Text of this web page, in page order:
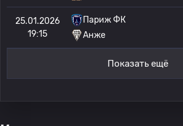
25.01.2026
19:15
Париж ФК
Анже
Показать ещё